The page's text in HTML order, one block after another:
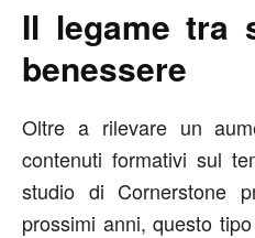
Il legame tra
benessere
Oltre a rilevare un
contenuti formativi sul
studio di Cornerstone
prossimi anni, questo